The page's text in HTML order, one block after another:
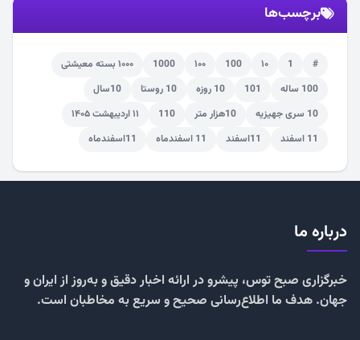
برچسب‌ها
#
1 ۱۰ 100 ۱۰۰ 1000
۱۰۰۰ بسته معیشتی
100 ساله
101 10 روزه 10 روستا
10سال
10 سری جهیزیه
10هزار متر 110
۱۱ اردیبهشت ۱۴۰۵
11 اسفند
11اسفند 11 اسفندماه 11اسفندماه
درباره ما
خبرگزاری صبح توس، پیشرو در ارائه اخبار دقیق و به‌روز از ایران و
جهان. هدف ما اطلاع‌رسانی صحیح و سریع به مخاطبان است.